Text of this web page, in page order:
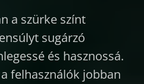
a szürke színt
sugárzó
és hasznossá.
felhasználók jobban